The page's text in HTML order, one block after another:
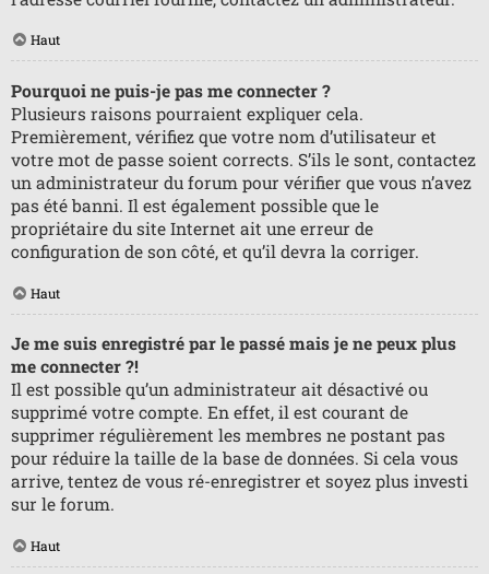
Haut
Pourquoi ne puis-je pas me connecter ?
Plusieurs raisons pourraient expliquer cela.
Premièrement, vérifiez que votre nom d’utilisateur et
votre mot de passe soient corrects. S’ils le sont, contactez
un administrateur du forum pour vérifier que vous n’avez
pas été banni. Il est également possible que le
propriétaire du site Internet ait une erreur de
configuration de son côté, et qu’il devra la corriger.
Haut
Je me suis enregistré par le passé mais je ne peux plus
me connecter ?!
Il est possible qu’un administrateur ait désactivé ou
supprimé votre compte. En effet, il est courant de
supprimer régulièrement les membres ne postant pas
pour réduire la taille de la base de données. Si cela vous
arrive, tentez de vous ré-enregistrer et soyez plus investi
sur le forum.
Haut